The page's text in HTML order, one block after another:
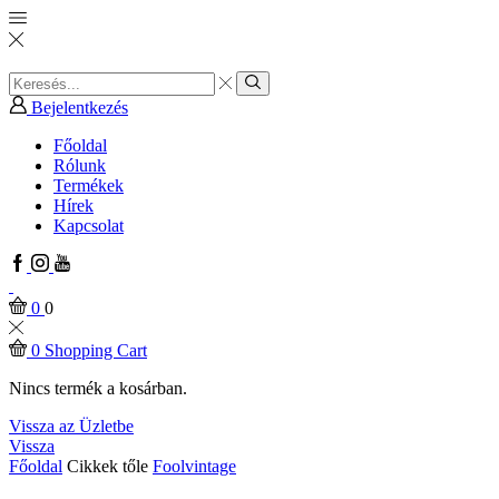
Search
input
Search
Bejelentkezés
Főoldal
Rólunk
Termékek
Hírek
Kapcsolat
Facebook
Instagram
Youtube
0 0
0 Shopping Cart
Nincs termék a kosárban.
Vissza az Üzletbe
Vissza
Főoldal Cikkek tőle Foolvintage